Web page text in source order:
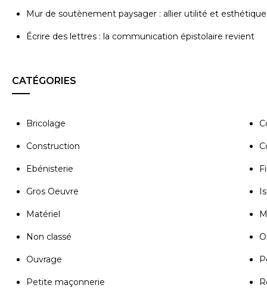
Mur de soutènement paysager : allier utilité et esthétique
Écrire des lettres : la communication épistolaire revient
CATÉGORIES
Bricolage
Construction
Ebénisterie
Gros Oeuvre
Matériel
Non classé
Ouvrage
Petite maçonnerie